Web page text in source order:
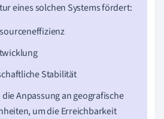
eines solchen Systems fördert:
Stabilität
Anpassung an geografische
um die Erreichbarkeit